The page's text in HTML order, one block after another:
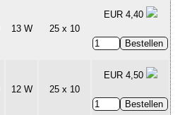
13 W 25 x 10
EUR 4,40
12 W 25 x 10
EUR 4,50